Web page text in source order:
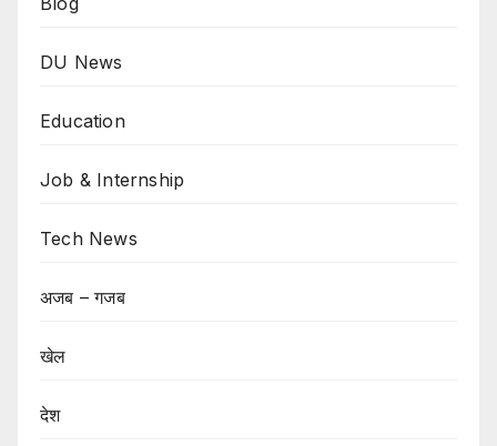
DU News
Education
Job & Internship
Tech News
अजब – गजब
खेल
देश